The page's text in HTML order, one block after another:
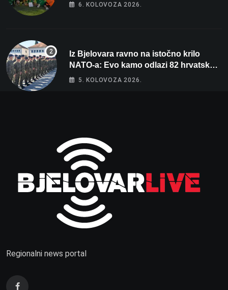
6. KOLOVOZA 2026.
Iz Bjelovara ravno na istočno krilo
NATO-a: Evo kamo odlazi 82 hrvatska
vojnika i 6 vojnikinja
5. KOLOVOZA 2026.
Regionalni news portal